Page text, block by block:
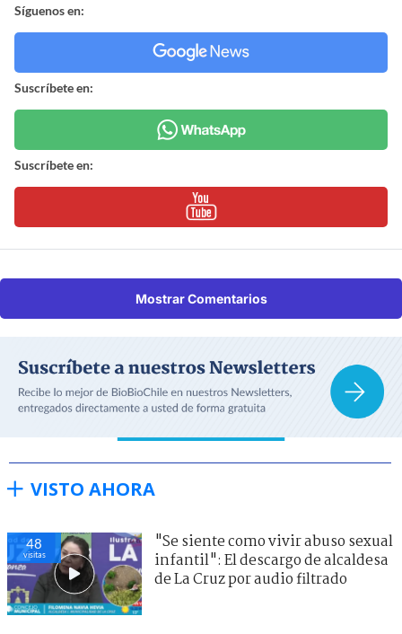
Síguenos en:
Suscríbete en:
Suscríbete en:
Mostrar Comentarios
VISTO AHORA
48
visitas
"Se siente como vivir abuso sexual
infantil": El descargo de alcaldesa
de La Cruz por audio filtrado